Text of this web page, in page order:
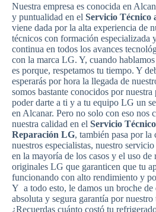
Nuestra empresa es conocida en
y puntualidad en el Servicio Técnico
viene dada por la alta experiencia de
técnicos con formación especializada
continua en todos los avances
con la marca LG. Y, cuando
es porque, respetamos tu tiempo. Y
esperarás por hora la llegada de
somos bastante conocidos por
poder darte a ti y a tu equipo LG un
en Alcanar. Pero no solo con eso nos
nuestra calidad en el Servicio
Reparación LG, también pasa por
nuestros especialistas, nuestro
en la mayoría de los casos y el uso de
originales LG que garanticen que tu
funcionando con alto rendimiento y
Y a todo esto, le damos un broche de
absoluta y segura garantía por nuestro
¿Recuerdas cuánto costó tu